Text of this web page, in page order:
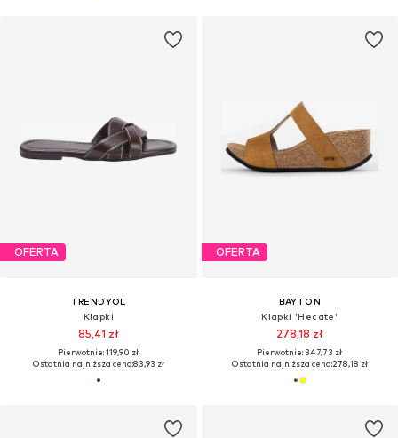
OFERTA
TRENDYOL
Klapki
85,41 zł
Pierwotnie: 119,90 zł
Ostatnia najniższa cena:83,93 zł
OFERTA
BAYTON
Klapki 'Hecate'
278,18 zł
Pierwotnie: 347,73 zł
Ostatnia najniższa cena:278,18 zł